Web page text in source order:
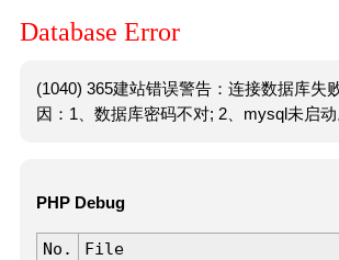
Database Error
(1040) 365建站错误警告：连接数据库失
因：1、数据库密码不对; 2、mysql未启动
PHP Debug
No. File